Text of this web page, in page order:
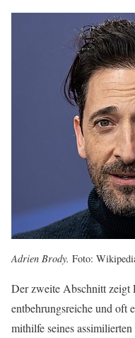
Adrien Brody. Foto:
Der zweite Abschnitt zeigt
entbehrungsreiche und oft
mithilfe seines